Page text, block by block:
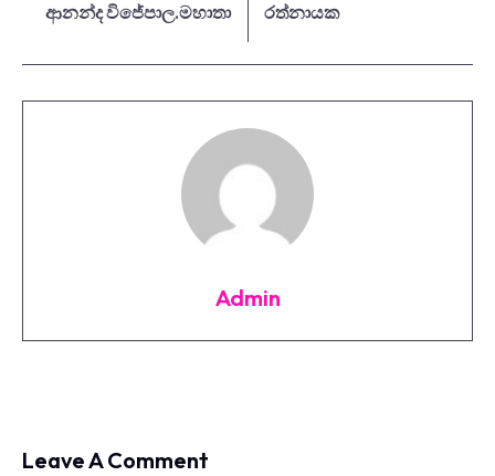
ආනන්ද විජේපාල.මහාතා
රත්නායක
Admin
Leave A Comment